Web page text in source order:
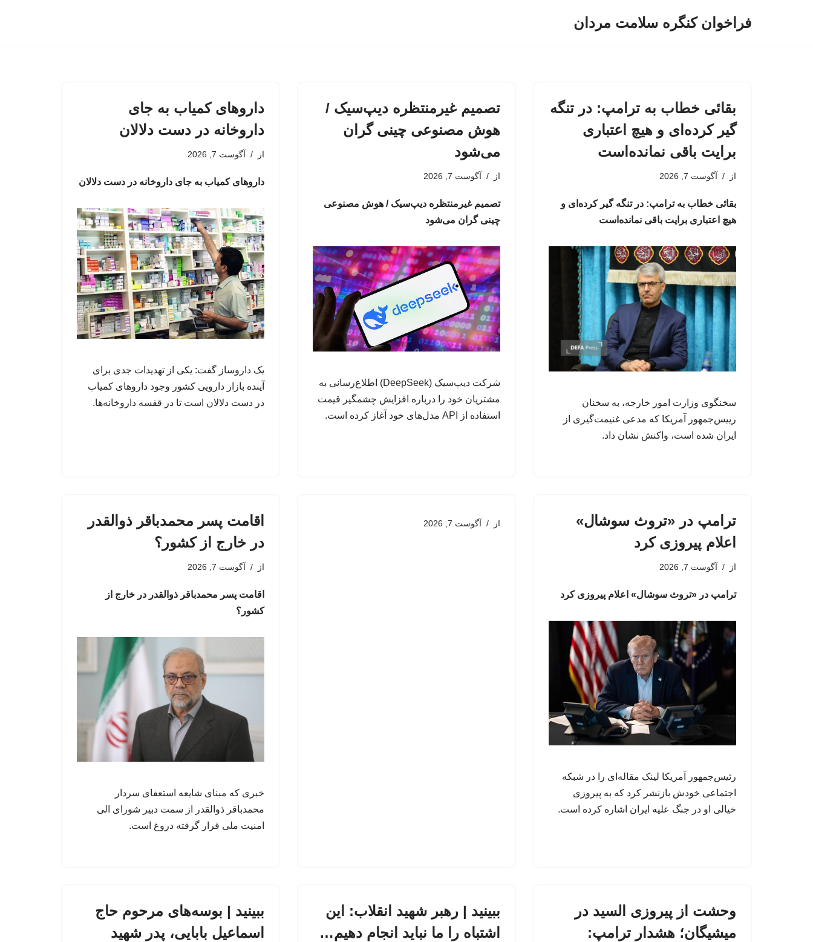
فراخوان کنگره سلامت مردان
بقائی خطاب به ترامپ: در تنگه
گیر کرده‌ای و هیچ اعتباری
برایت باقی نمانده‌است
از آگوست 7, 2026
بقائی خطاب به ترامپ: در تنگه گیر کرده‌ای و
هیچ اعتباری برایت باقی نمانده‌است
سخنگوی وزارت امور خارجه، به سخنان
رییس‌جمهور آمریکا که مدعی غنیمت‌گیری از
ایران شده است، واکنش نشان داد.
تصمیم غیرمنتظره دیپ‌سیک /
هوش مصنوعی چینی گران
می‌شود
از آگوست 7, 2026
تصمیم غیرمنتظره دیپ‌سیک / هوش مصنوعی
چینی گران می‌شود
شرکت دیپ‌سیک (DeepSeek) اطلاع‌رسانی به
مشتریان خود را درباره افزایش چشمگیر قیمت
استفاده از API مدل‌های خود آغاز کرده است.
داروهای کمیاب به جای
داروخانه در دست دلالان
از آگوست 7, 2026
داروهای کمیاب به جای داروخانه در دست دلالان
یک داروساز گفت: یکی از تهدیدات جدی برای
آینده بازار دارویی کشور وجود داروهای کمیاب
در دست دلالان است تا در قفسه داروخانه‌ها.
ترامپ در «تروث سوشال»
اعلام پیروزی کرد
از آگوست 7, 2026
ترامپ در «تروث سوشال» اعلام پیروزی کرد
رئیس‌جمهور آمریکا لینک مقاله‌ای را در شبکه
اجتماعی خودش بازنشر کرد که به پیروزی
خیالی او در جنگ علیه ایران اشاره کرده است.
از آگوست 7, 2026
اقامت پسر محمدباقر ذوالقدر
در خارج از کشور؟
از آگوست 7, 2026
اقامت پسر محمدباقر ذوالقدر در خارج از
کشور؟
خبری که مبنای شایعه استعفای سردار
محمدباقر ذوالقدر از سمت دبیر شورای الی
امنیت ملی قرار گرفته دروغ است.
وحشت از پیروزی السید در
میشیگان؛ هشدار ترامپ:
ببینید | رهبر شهید انقلاب: این
اشتباه را ما نباید انجام دهیم…
ببینید | بوسه‌های مرحوم حاج
اسماعیل بابایی، پدر شهید